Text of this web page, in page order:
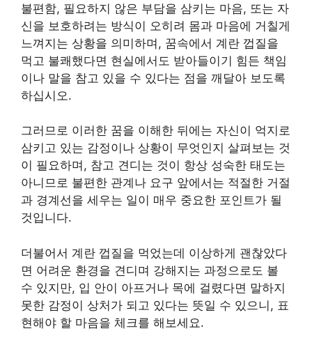
불편함, 필요하지 않은 부담을 삼키는 마음, 또는 자
신을 보호하려는 방식이 오히려 몸과 마음에 거칠게
느껴지는 상황을 의미하며, 꿈속에서 계란 껍질을
먹고 불쾌했다면 현실에서도 받아들이기 힘든 책임
이나 말을 참고 있을 수 있다는 점을 깨달아 보도록
하십시오.
그러므로 이러한 꿈을 이해한 뒤에는 자신이 억지로
삼키고 있는 감정이나 상황이 무엇인지 살펴보는 것
이 필요하며, 참고 견디는 것이 항상 성숙한 태도는
아니므로 불편한 관계나 요구 앞에서는 적절한 거절
과 경계선을 세우는 일이 매우 중요한 포인트가 될
것입니다.
더불어서 계란 껍질을 먹었는데 이상하게 괜찮았다
면 어려운 환경을 견디며 강해지는 과정으로도 볼
수 있지만, 입 안이 아프거나 목에 걸렸다면 말하지
못한 감정이 상처가 되고 있다는 뜻일 수 있으니, 표
현해야 할 마음을 체크를 해보세요.